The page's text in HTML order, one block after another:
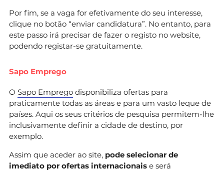
Por fim, se a vaga for efetivamente do seu interesse,
clique no botão “enviar candidatura”. No entanto, para
este passo irá precisar de fazer o registo no website,
podendo registar-se gratuitamente.
Sapo Emprego
O Sapo Emprego disponibiliza ofertas para
praticamente todas as áreas e para um vasto leque de
países. Aqui os seus critérios de pesquisa permitem-lhe
inclusivamente definir a cidade de destino, por
exemplo.
Assim que aceder ao site, pode selecionar de
imediato por ofertas internacionais e será